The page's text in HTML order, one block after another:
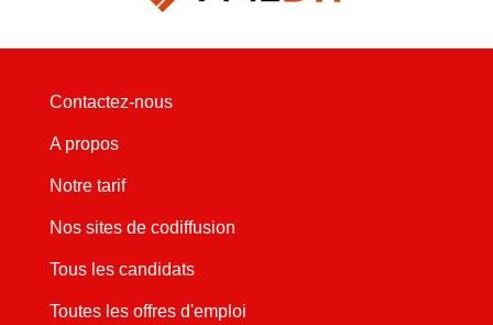
Contactez-nous
A propos
Notre tarif
Nos sites de codiffusion
Tous les candidats
Toutes les offres d'emploi